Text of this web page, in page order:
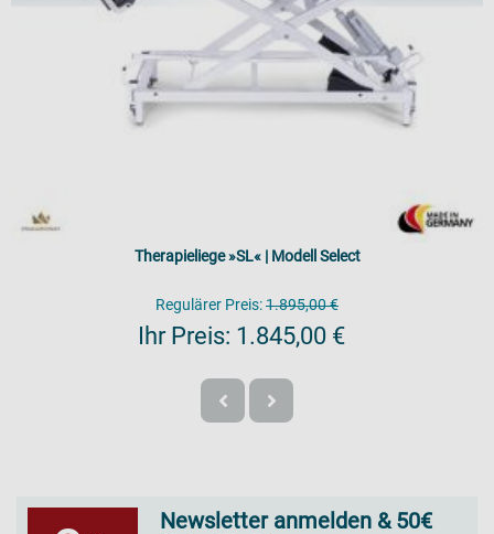
Therapieliege »SL« | Modell Select
Regulärer Preis:1.895,00 €
Ihr Preis: 1.845,00 €
Newsletter anmelden & 50€